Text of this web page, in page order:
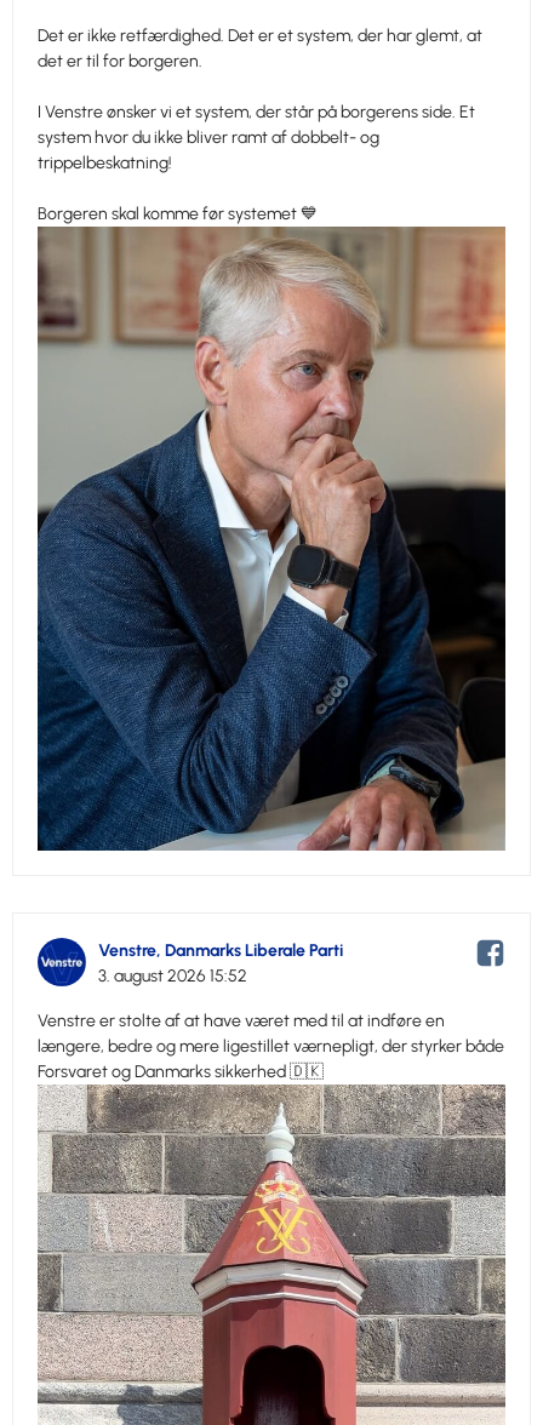
Det er ikke retfærdighed. Det er et system, der har glemt, at
det er til for borgeren.
I Venstre ønsker vi et system, der står på borgerens side. Et
system hvor du ikke bliver ramt af dobbelt- og
trippelbeskatning!
Borgeren skal komme før systemet 💙
Venstre, Danmarks Liberale Parti
3. august 2026 15:52
Venstre er stolte af at have været med til at indføre en
længere, bedre og mere ligestillet værnepligt, der styrker både
Forsvaret og Danmarks sikkerhed 🇩🇰